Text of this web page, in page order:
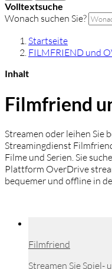
Volltextsuche
Wonach suchen Sie?
Startseite
FILMFRIEND und
Inhalt
Filmfriend
Streamen oder leihen Sie
Streamingdienst
Filme und Serien. Sie
Plattform OverDrive
bequemer und offline in
Filmfriend
Streamen Sie Spiel-